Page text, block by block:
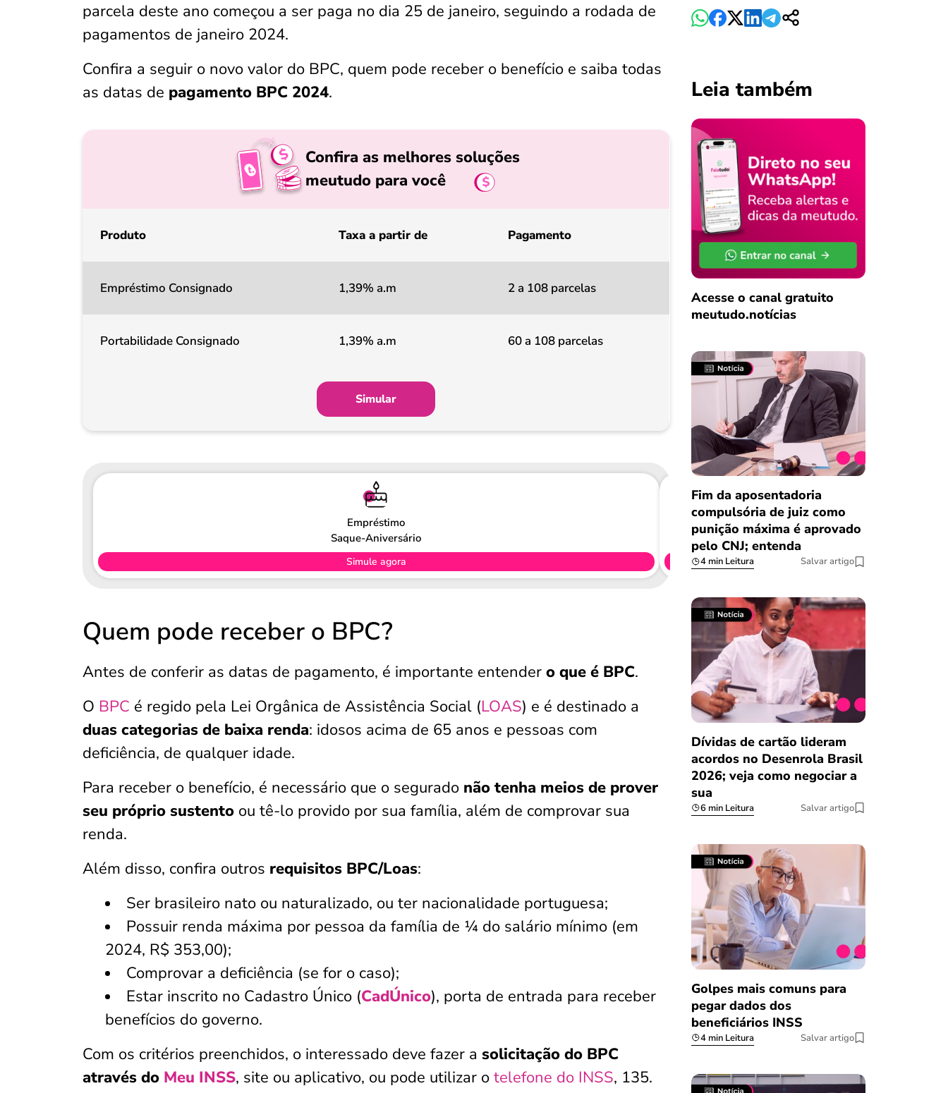
parcela deste ano começou a ser paga no dia 25 de janeiro, seguindo a rodada de
pagamentos de janeiro 2024.
Confira a seguir o novo valor do BPC, quem pode receber o benefício e saiba todas
as datas de pagamento BPC 2024.
Confira as melhores soluções
meutudo para você
Produto Taxa a partir de Pagamento
Empréstimo Consignado 1,39% a.m 2 a 108 parcelas
Portabilidade Consignado 1,39% a.m 60 a 108 parcelas
Simular
Empréstimo
Saque-Aniversário
Simule agora
Quem pode receber o BPC?
Antes de conferir as datas de pagamento, é importante entender o que é BPC.
O BPC é regido pela Lei Orgânica de Assistência Social (LOAS) e é destinado a
duas categorias de baixa renda: idosos acima de 65 anos e pessoas com
deficiência, de qualquer idade.
Para receber o benefício, é necessário que o segurado não tenha meios de prover
seu próprio sustento ou tê-lo provido por sua família, além de comprovar sua
renda.
Além disso, confira outros requisitos BPC/Loas:
Ser brasileiro nato ou naturalizado, ou ter nacionalidade portuguesa;
Possuir renda máxima por pessoa da família de ¼ do salário mínimo (em
2024, R$ 353,00);
Comprovar a deficiência (se for o caso);
Estar inscrito no Cadastro Único (CadÚnico), porta de entrada para receber
benefícios do governo.
Com os critérios preenchidos, o interessado deve fazer a solicitação do BPC
através do Meu INSS, site ou aplicativo, ou pode utilizar o telefone do INSS, 135.
Leia também
Acesse o canal gratuito
meutudo.notícias
Fim da aposentadoria
compulsória de juiz como
punição máxima é aprovado
pelo CNJ; entenda
4 min Leitura Salvar artigo
Dívidas de cartão lideram
acordos no Desenrola Brasil
2026; veja como negociar a
sua
6 min Leitura Salvar artigo
Golpes mais comuns para
pegar dados dos
beneficiários INSS
4 min Leitura Salvar artigo